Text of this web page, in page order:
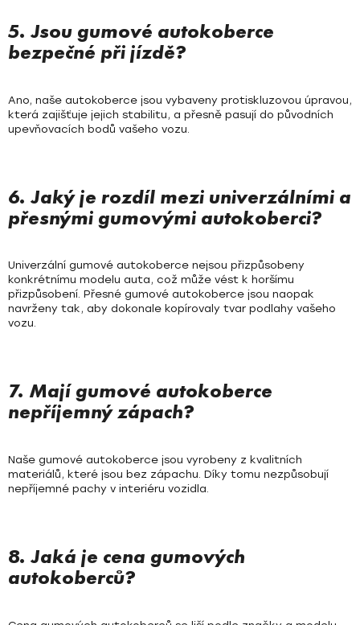
5. Jsou gumové autokoberce
bezpečné při jízdě?
Ano, naše autokoberce jsou vybaveny protiskluzovou úpravou,
která zajišťuje jejich stabilitu, a přesně pasují do původních
upevňovacích bodů vašeho vozu.
6. Jaký je rozdíl mezi univerzálními a
přesnými gumovými autokoberci?
Univerzální gumové autokoberce nejsou přizpůsobeny
konkrétnímu modelu auta, což může vést k horšímu
přizpůsobení. Přesné gumové autokoberce jsou naopak
navrženy tak, aby dokonale kopírovaly tvar podlahy vašeho
vozu.
7. Mají gumové autokoberce
nepříjemný zápach?
Naše gumové autokoberce jsou vyrobeny z kvalitních
materiálů, které jsou bez zápachu. Díky tomu nezpůsobují
nepříjemné pachy v interiéru vozidla.
8. Jaká je cena gumových
autokoberců?